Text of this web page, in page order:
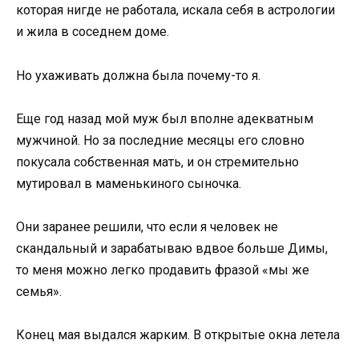
которая нигде не работала, искала себя в астрологии
и жила в соседнем доме.
Но ухаживать должна была почему-то я.
Еще год назад мой муж был вполне адекватным
мужчиной. Но за последние месяцы его словно
покусала собственная мать, и он стремительно
мутировал в маменькиного сыночка.
Они заранее решили, что если я человек не
скандальный и зарабатываю вдвое больше Димы,
то меня можно легко продавить фразой «мы же
семья».
Конец мая выдался жарким. В открытые окна летела